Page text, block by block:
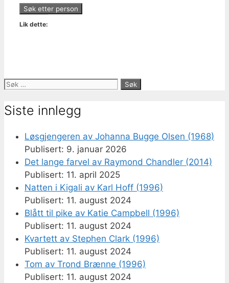
Lik dette:
Søk
Siste innlegg
Løsgjengeren av Johanna Bugge Olsen (1968)
9. januar 2026
Det lange farvel av Raymond Chandler (2014)
11. april 2025
Natten i Kigali av Karl Hoff (1996)
11. august 2024
Blått til pike av Katie Campbell (1996)
11. august 2024
Kvartett av Stephen Clark (1996)
11. august 2024
Tom av Trond Brænne (1996)
11. august 2024